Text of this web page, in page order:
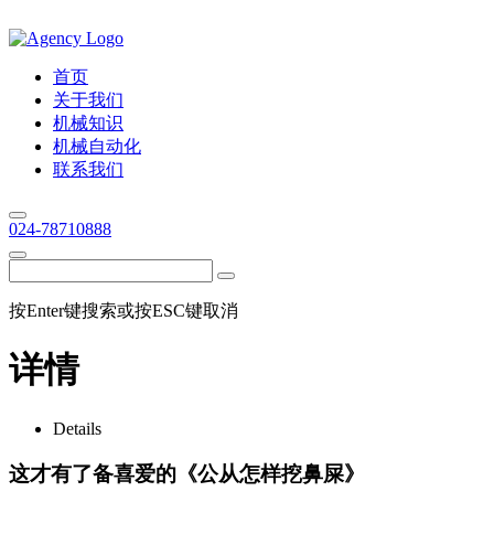
首页
关于我们
机械知识
机械自动化
联系我们
024-78710888
按Enter键搜索或按ESC键取消
详情
Details
这才有了备喜爱的《公从怎样挖鼻屎》